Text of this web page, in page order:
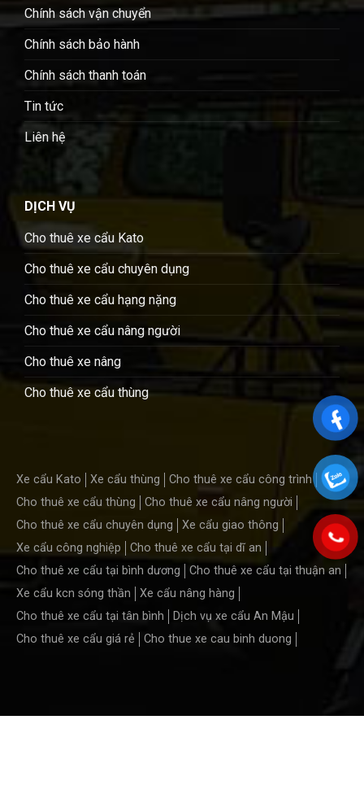
Chính sách vận chuyển
Chính sách bảo hành
Chính sách thanh toán
Tin tức
Liên hệ
DỊCH VỤ
Cho thuê xe cẩu Kato
Cho thuê xe cẩu chuyên dụng
Cho thuê xe cẩu hạng nặng
Cho thuê xe cẩu nâng người
Cho thuê xe nâng
Cho thuê xe cẩu thùng
Xe cẩu Kato Xe cẩu thùng
Cho thuê xe cẩu công trình
Cho thuê xe cẩu thùng
Cho thuê xe cẩu nâng người
Cho thuê xe cẩu chuyên dụng
Xe cẩu giao thông
Xe cẩu công nghiệp
Cho thuê xe cẩu tại dĩ an
Cho thuê xe cẩu tại bình dương
Cho thuê xe cẩu tại thuận an
Xe cẩu kcn sóng thần
Xe cẩu nâng hàng
Cho thuê xe cẩu tại tân bình
Dịch vụ xe cẩu An Mậu
Cho thuê xe cẩu giá rẻ
Cho thue xe cau binh duong